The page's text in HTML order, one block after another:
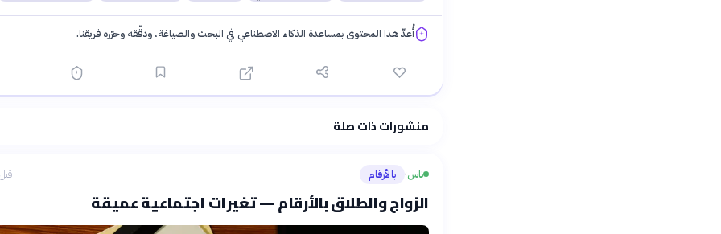
أُعدّ هذا المحتوى بمساعدة الذكاء الاصطناعي في البحث والصياغة، ودقّقه وحرّره فريقنا.
منشورات ذات صلة
ناس› بالأرقام قبل 3
الزواج والطلاق بالأرقام — تغيرات اجتماعية عميقة